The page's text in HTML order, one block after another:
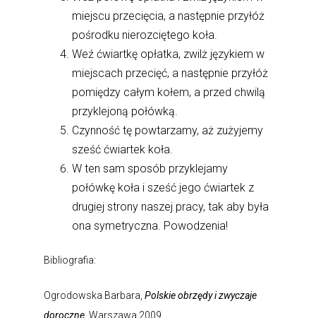
miejscu przecięcia, a następnie przyłóż
pośrodku nierozciętego koła.
Weź ćwiartkę opłatka, zwilż językiem w
miejscach przecięć, a następnie przyłóż
pomiędzy całym kołem, a przed chwilą
przyklejoną połówką.
Czynność tę powtarzamy, aż zużyjemy
sześć ćwiartek koła.
W ten sam sposób przyklejamy
połówkę koła i sześć jego ćwiartek z
drugiej strony naszej pracy, tak aby była
ona symetryczna. Powodzenia!
Bibliografia:
Ogrodowska Barbara,Polskie obrzędy i zwyczaje
doroczne , Warszawa 2009